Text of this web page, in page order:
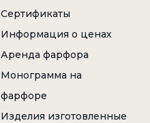
Сертификаты
Информация о ценах
Аренда фарфора
Монограмма на
фарфоре
Изделия изготовленные